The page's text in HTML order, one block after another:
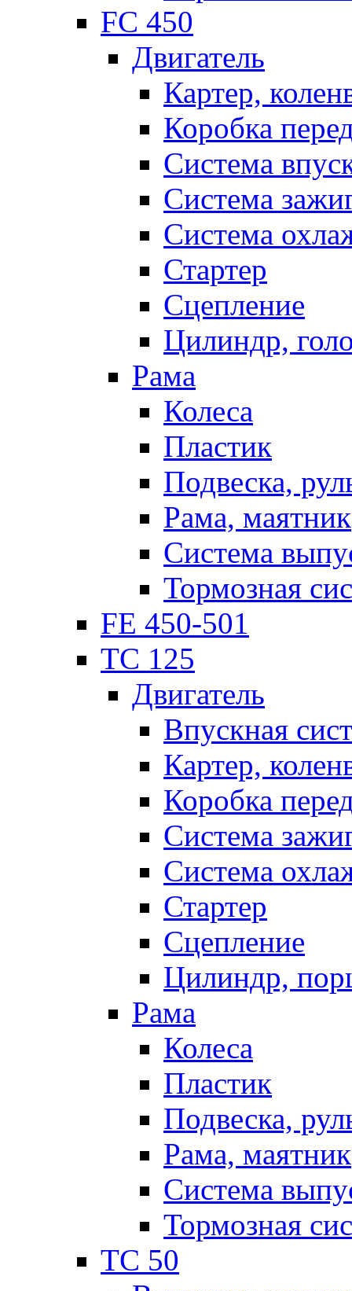
FC 450
Двигатель
Картер,
Коробка
Система
Система
Система
Стартер
Сцепление
Цилиндр,
Рама
Колеса
Пластик
Подвеска,
Рама, маятник
Система
Тормозная
FE 450-501
TC 125
Двигатель
Впускная
Картер,
Коробка
Система
Система
Стартер
Сцепление
Цилиндр,
Рама
Колеса
Пластик
Подвеска,
Рама, маятник
Система
Тормозная
TC 50